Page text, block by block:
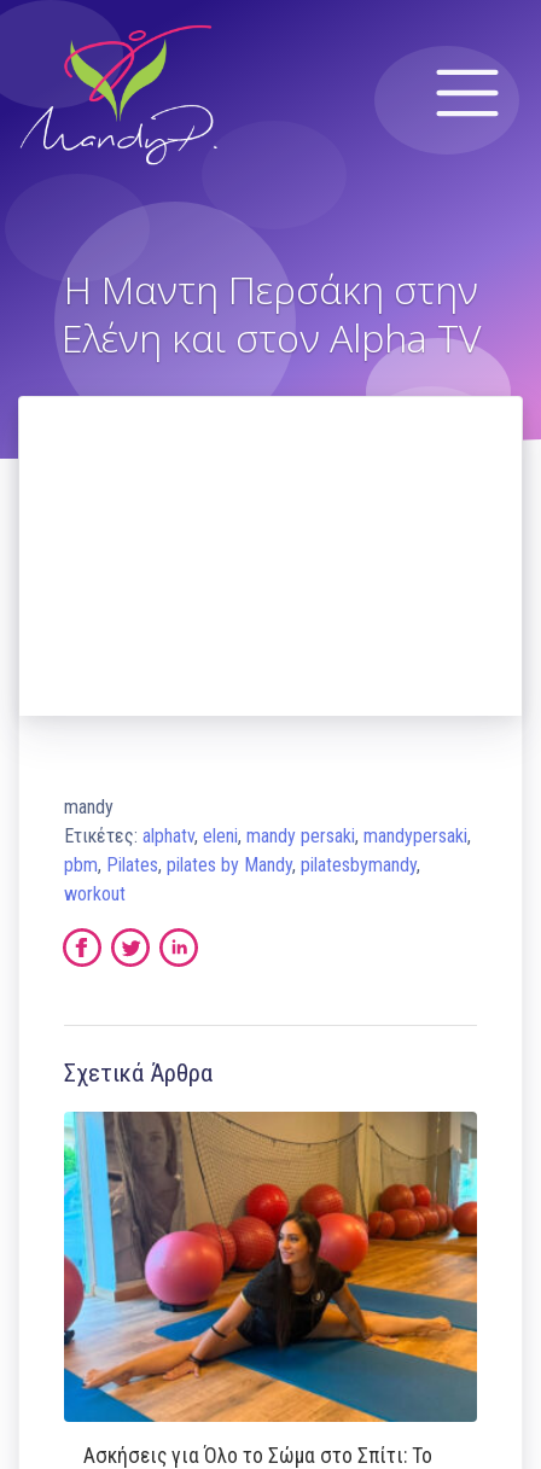
Η Μαντη Περσάκη στην
Ελένη και στον Alpha TV
mandy
Ετικέτες:alphatv,eleni,mandy persaki,mandypersaki,
pbm, Pilates,pilates by Mandy,pilatesbymandy,
workout
Σχετικά Άρθρα
Ασκήσεις για Όλο το Σώμα στο Σπίτι: Το